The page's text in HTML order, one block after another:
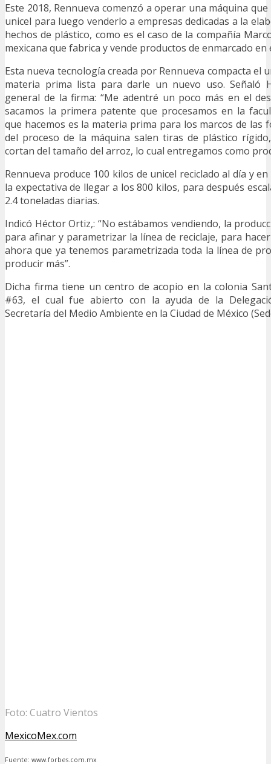
Este 2018, Rennueva comenzó a operar una máquina
unicel para luego venderlo a empresas dedicadas a la
hechos de plástico, como es el caso de la compañía
mexicana que fabrica y vende productos de enmarcado en
Esta nueva tecnología creada por Rennueva compacta el
materia prima lista para darle un nuevo uso. Señaló
general de la firma: “Me adentré un poco más en el
sacamos la primera patente que procesamos en la
que hacemos es la materia prima para los marcos de las
del proceso de la máquina salen tiras de plástico
cortan del tamaño del arroz, lo cual entregamos como
Rennueva produce 100 kilos de unicel reciclado al día y
la expectativa de llegar a los 800 kilos, para después
2.4 toneladas diarias.
Indicó Héctor Ortiz,: “No estábamos vendiendo, la
para afinar y parametrizar la línea de reciclaje, para
ahora que ya tenemos parametrizada toda la línea de
producir más”.
Dicha firma tiene un centro de acopio en la colonia
#63, el cual fue abierto con la ayuda de la
Secretaría del Medio Ambiente en la Ciudad de México
Foto: Cuatro Vientos
MexicoMex.com
Fuente: www.forbes.com.mx